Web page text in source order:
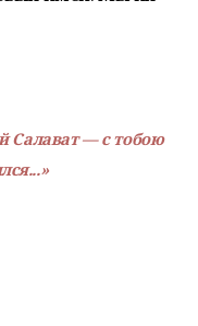
Салават — с тобою